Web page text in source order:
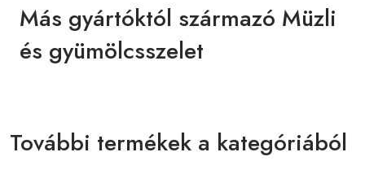
Más gyártóktól származó Müzli
és gyümölcsszelet
További termékek a kategóriából